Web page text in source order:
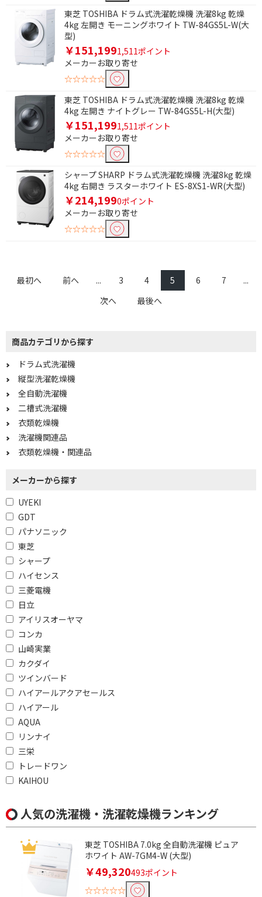
東芝 TOSHIBA ドラム式洗濯乾燥機 洗濯8kg 乾燥
4kg 左開き モーニングホワイト TW-84GS5L-W(大
型)
￥151,1991,511ポイント
メーカーお取り寄せ
☆☆☆☆☆
東芝 TOSHIBA ドラム式洗濯乾燥機 洗濯8kg 乾燥
4kg 左開き ナイトグレー TW-84GS5L-H(大型)
￥151,1991,511ポイント
メーカーお取り寄せ
☆☆☆☆☆
シャープ SHARP ドラム式洗濯乾燥機 洗濯8kg 乾燥
4kg 右開き ラスターホワイト ES-8XS1-WR(大型)
￥214,1990ポイント
メーカーお取り寄せ
☆☆☆☆☆
最初へ 前へ ... 3 4 5 6 7
...
次へ
最後へ
商品カテゴリから探す
ドラム式洗濯機
縦型洗濯乾燥機
全自動洗濯機
二槽式洗濯機
衣類乾燥機
洗濯機関連品
衣類乾燥機・関連品
メーカーから探す
UYEKI
GDT
パナソニック
東芝
シャープ
ハイセンス
三菱電機
日立
アイリスオーヤマ
コンカ
山崎実業
カクダイ
ツインバード
ハイアールアクアセールス
ハイアール
AQUA
リンナイ
三栄
トレードワン
KAIHOU
人気の洗濯機・洗濯乾燥機ランキング
東芝 TOSHIBA 7.0kg 全自動洗濯機 ピュア
ホワイト AW-7GM4-W (大型)
￥49,320493ポイント
☆☆☆☆☆